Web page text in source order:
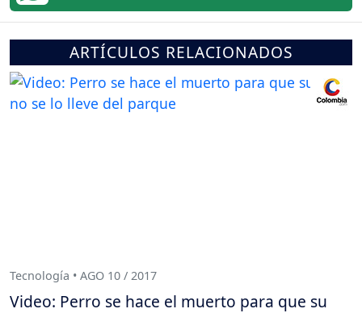
ARTÍCULOS RELACIONADOS
Tecnología • AGO 10 / 2017
Video: Perro se hace el muerto para que su